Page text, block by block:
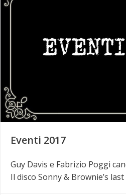
Eventi 2017
Guy Davis e Fabrizio Poggi
Il disco Sonny & Brownie’s